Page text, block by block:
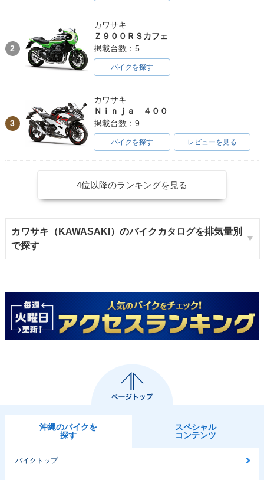
2
カワサキ
Ｚ９００ＲＳカフェ
掲載台数：5
バイクを探す
3
カワサキ
Ｎｉｎｊａ ４００
掲載台数：9
バイクを探す レビューを見る
4位以降のランキングを見る
カワサキ（KAWASAKI）のバイクカタログを排気量別
で探す
沖縄のバイクを
探す
スペシャル
コンテンツ
バイクトップ